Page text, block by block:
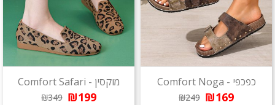
כפכפי - Comfort Noga
₪169
₪249
מוקסין - Comfort Safari
₪199
₪349